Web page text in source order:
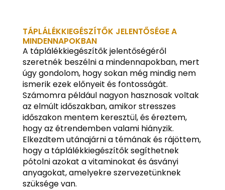
TÁPLÁLÉKKIEGÉSZÍTŐK JELENTŐSÉGE A
MINDENNAPOKBAN
A táplálékkiegészítők jelentőségéről
szeretnék beszélni a mindennapokban, mert
úgy gondolom, hogy sokan még mindig nem
ismerik ezek előnyeit és fontosságát.
Számomra például nagyon hasznosak voltak
az elmúlt időszakban, amikor stresszes
időszakon mentem keresztül, és éreztem,
hogy az étrendemben valami hiányzik.
Elkezdtem utánajárni a témának és rájöttem,
hogy a táplálékkiegészítők segíthetnek
pótolni azokat a vitaminokat és ásványi
anyagokat, amelyekre szervezetünknek
szüksége van.